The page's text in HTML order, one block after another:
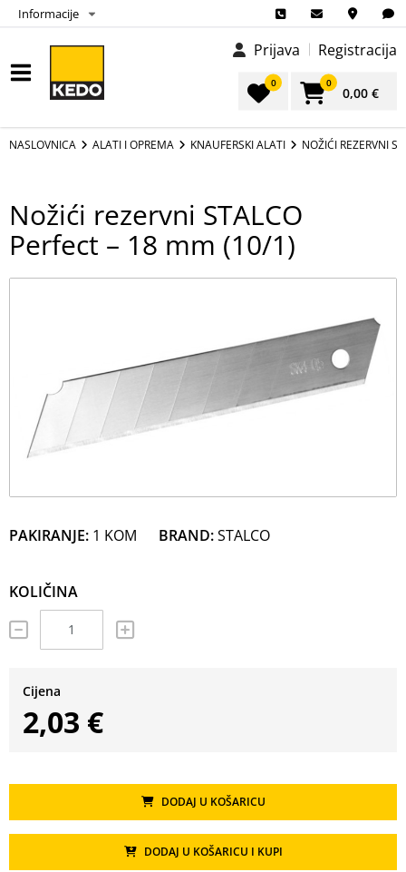
Informacije
Prijava Registracija
0 0
0,00 €
NASLOVNICA ALATI I OPREMA KNAUFERSKI ALATI NOŽIĆI REZERVNI
Nožići rezervni STALCO
Perfect – 18 mm (10/1)
PAKIRANJE: 1 KOM BRAND:STALCO
KOLIČINA
Cijena
2,03 €
DODAJ U KOŠARICU
DODAJ U KOŠARICU I KUPI